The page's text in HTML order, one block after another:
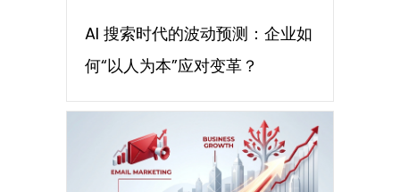
AI 搜索时代的波动预测：企业如
何“以人为本”应对变革？